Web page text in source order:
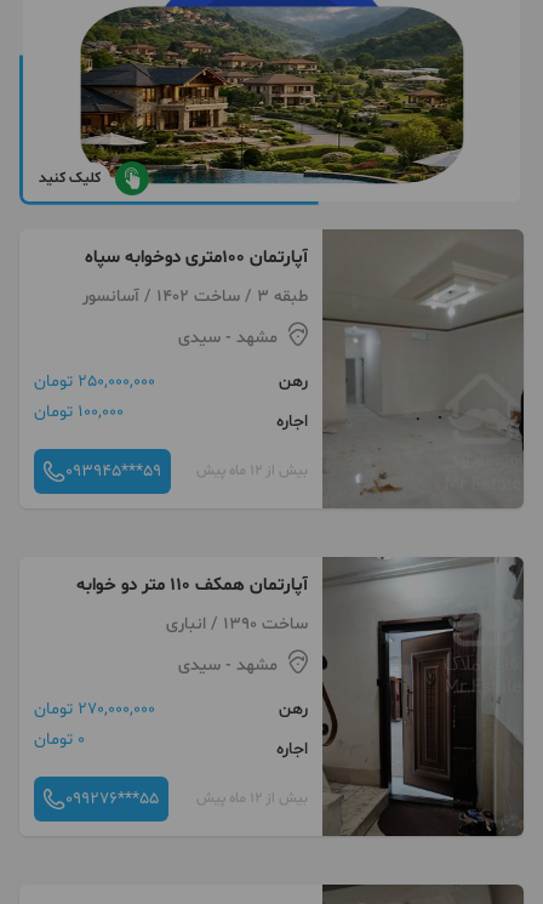
کلیک کنید
آپارتمان ۱۰۰متری دوخوابه سپاه
طبقه 3 / ساخت 1402 / آسانسور
مشهد - سیدی
رهن
250,000,000 تومان
اجاره
100,000 تومان
بیش از 12 ماه پیش 093945***59
آپارتمان همکف ۱۱۰ متر دو خوابه
ساخت 1390 / انباری
مشهد - سیدی
رهن
270,000,000 تومان
اجاره
0 تومان
بیش از 12 ماه پیش 099276***55